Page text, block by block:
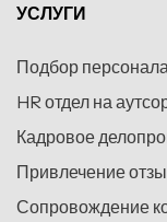
УСЛУГИ
Подбор персонала
HR отдел на
Кадровое
Привлечение
Сопровождение